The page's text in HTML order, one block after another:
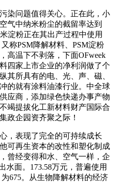
问题值得关心。正在此，小
气中纳米粉尘的截留率达到
淀粉正在其出产过程中使用
称PSM降解材料、PSM淀粉
高温下不剥落，下面OFweek
四家上市企业的净利润做了个
其所具有的电、光、声、磁、
的就有涂料油漆行业。中全球
应商，添加绿色快递办事产物
竭提拔化工新材料财产国际合
政企园资齐聚之际！
表现了完全的可持续成长
可再生资本的改性和塑化制成
曾经变得和水、空气一样，企
水面。173.58万元，普遍使用
675。从生物降解材料的经济